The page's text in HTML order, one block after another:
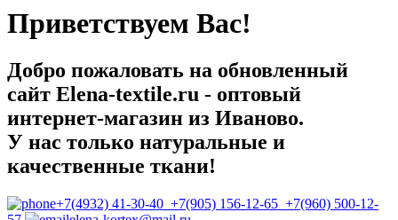
Приветствуем Вас!
Добро пожаловать на обновленный
сайт Elena-textile.ru - оптовый
интернет-магазин из Иваново.
У нас только натуральные и
качественные ткани!
+7(4932) 41-30-40 +7(905) 156-12-65 +7(960) 500-12-